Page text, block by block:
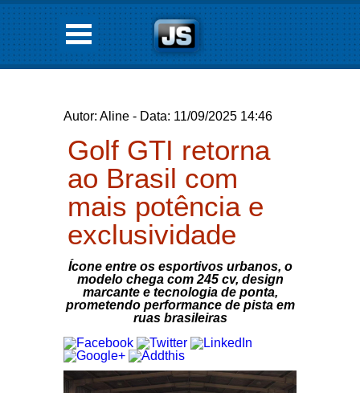
Autor: Aline - Data: 11/09/2025 14:46
Golf GTI retorna
ao Brasil com
mais potência e
exclusividade
Ícone entre os esportivos urbanos, o
modelo chega com 245 cv, design
marcante e tecnologia de ponta,
prometendo performance de pista em
ruas brasileiras